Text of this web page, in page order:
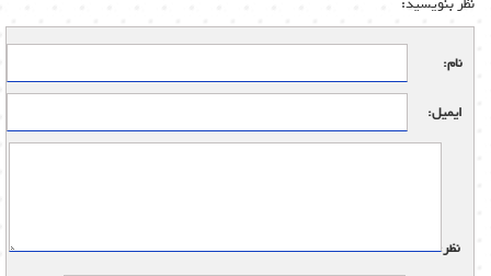
نام:
ایمیل:
نظر: